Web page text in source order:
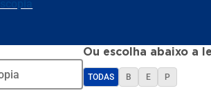
Ou escolha abaixo a
TODAS B E P